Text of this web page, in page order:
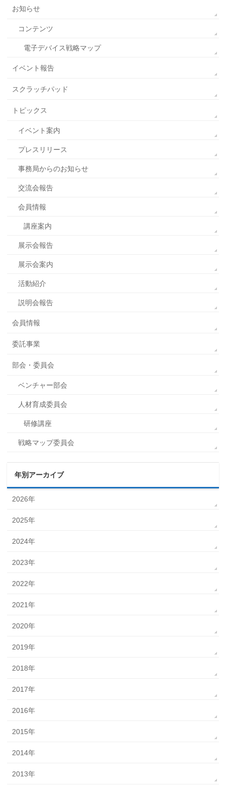
お知らせ
コンテンツ
電子デバイス戦略マップ
イベント報告
スクラッチパッド
トピックス
イベント案内
プレスリリース
事務局からのお知らせ
交流会報告
会員情報
講座案内
展示会報告
展示会案内
活動紹介
説明会報告
会員情報
委託事業
部会・委員会
ベンチャー部会
人材育成委員会
研修講座
戦略マップ委員会
年別アーカイブ
2026年
2025年
2024年
2023年
2022年
2021年
2020年
2019年
2018年
2017年
2016年
2015年
2014年
2013年